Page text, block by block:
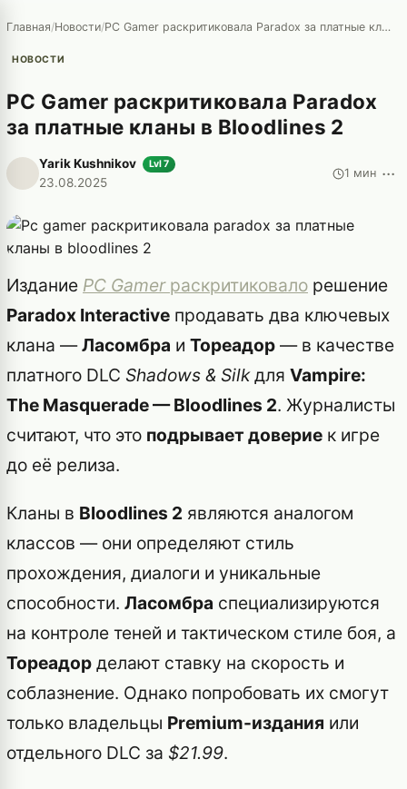
Главная/Новости/ PC Gamer раскритиковала Paradox за платные кланы в Bloodlines 2
НОВОСТИ
PC Gamer раскритиковала Paradox
за платные кланы в Bloodlines 2
Yarik Kushnikov Lvl 7
23.08.2025
1 мин ···
Издание PC Gamerраскритиковало решение
Paradox Interactive продавать два ключевых
клана —Ласомбра и Тореадор — в качестве
платного DLC Shadows & Silkдля Vampire:
The Masquerade — Bloodlines 2. Журналисты
считают, что это подрывает доверие к игре
до её релиза.
Кланы в Bloodlines 2 являются аналогом
классов — они определяют стиль
прохождения, диалоги и уникальные
способности. Ласомбра специализируются
на контроле теней и тактическом стиле боя, а
Тореадор делают ставку на скорость и
соблазнение. Однако попробовать их смогут
только владельцы Premium-издания или
отдельного DLC за $21.99.